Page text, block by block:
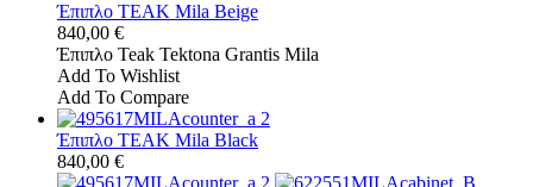
Έπιπλο TEAK Mila Beige
840,00 €
Έπιπλο Teak Tektona Grantis Mila
Add To Wishlist
Add To Compare
Έπιπλο TEAK Mila Black
840,00 €